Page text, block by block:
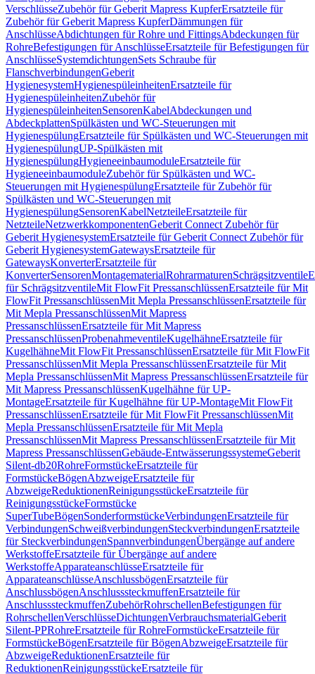
VerschlüsseZubehör für Geberit Mapress KupferErsatzteile für
Zubehör für Geberit Mapress KupferDämmungen für
AnschlüsseAbdichtungen für Rohre und FittingsAbdeckungen für
RohreBefestigungen für AnschlüsseErsatzteile für Befestigungen für
AnschlüsseSystemdichtungenSets Schraube für
FlanschverbindungenGeberit
HygienesystemHygienespüleinheitenErsatzteile für
HygienespüleinheitenZubehör für
HygienespüleinheitenSensorenKabelAbdeckungen und
AbdeckplattenSpülkästen und WC-Steuerungen mit
HygienespülungErsatzteile für Spülkästen und WC-Steuerungen mit
HygienespülungUP-Spülkästen mit
HygienespülungHygieneeinbaumoduleErsatzteile für
HygieneeinbaumoduleZubehör für Spülkästen und WC-
Steuerungen mit HygienespülungErsatzteile für Zubehör für
Spülkästen und WC-Steuerungen mit
HygienespülungSensorenKabelNetzteileErsatzteile für
NetzteileNetzwerkkomponentenGeberit Connect Zubehör für
Geberit HygienesystemErsatzteile für Geberit Connect Zubehör für
Geberit HygienesystemGatewaysErsatzteile für
GatewaysKonverterErsatzteile für
KonverterSensorenMontagematerialRohrarmaturenSchrägsitzventile
für SchrägsitzventileMit FlowFit PressanschlüssenErsatzteile für Mit
FlowFit PressanschlüssenMit Mepla PressanschlüssenErsatzteile für
Mit Mepla PressanschlüssenMit Mapress
PressanschlüssenErsatzteile für Mit Mapress
PressanschlüssenProbenahmeventileKugelhähneErsatzteile für
KugelhähneMit FlowFit PressanschlüssenErsatzteile für Mit FlowFit
PressanschlüssenMit Mepla PressanschlüssenErsatzteile für Mit
Mepla PressanschlüssenMit Mapress PressanschlüssenErsatzteile für
Mit Mapress PressanschlüssenKugelhähne für UP-
MontageErsatzteile für Kugelhähne für UP-MontageMit FlowFit
PressanschlüssenErsatzteile für Mit FlowFit PressanschlüssenMit
Mepla PressanschlüssenErsatzteile für Mit Mepla
PressanschlüssenMit Mapress PressanschlüssenErsatzteile für Mit
Mapress PressanschlüssenGebäude-EntwässerungssystemeGeberit
Silent-db20RohreFormstückeErsatzteile für
FormstückeBögenAbzweigeErsatzteile für
AbzweigeReduktionenReinigungsstückeErsatzteile für
ReinigungsstückeFormstücke
SuperTubeBögenSonderformstückeVerbindungenErsatzteile für
VerbindungenSchweißverbindungenSteckverbindungenErsatzteile
für SteckverbindungenSpannverbindungenÜbergänge auf andere
WerkstoffeErsatzteile für Übergänge auf andere
WerkstoffeApparateanschlüsseErsatzteile für
ApparateanschlüsseAnschlussbögenErsatzteile für
AnschlussbögenAnschlusssteckmuffenErsatzteile für
AnschlusssteckmuffenZubehörRohrschellenBefestigungen für
RohrschellenVerschlüsseDichtungenVerbrauchsmaterialGeberit
Silent-PPRohreErsatzteile für RohreFormstückeErsatzteile für
FormstückeBögenErsatzteile für BögenAbzweigeErsatzteile für
AbzweigeReduktionenErsatzteile für
ReduktionenReinigungsstückeErsatzteile für